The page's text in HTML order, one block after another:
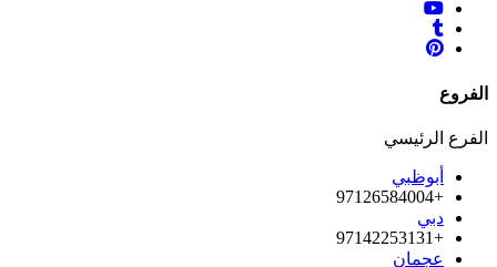
الفروع
الفرع الرئيسي
أبوظبي
+97126584004
دبي
+97142253131
عجمان